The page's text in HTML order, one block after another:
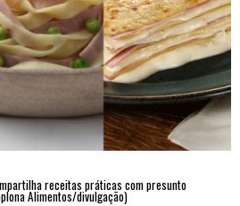
receitas práticas com presunto
Alimentos/divulgação)